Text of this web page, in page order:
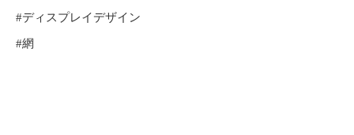
#ディスプレイデザイン
#網